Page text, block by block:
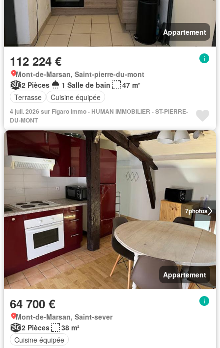
Appartement
112 224 €
Mont-de-Marsan, Saint-pierre-du-mont
2 Pièces
1 Salle de bain
47 m²
Terrasse
Cuisine équipée
4 juil. 2026 sur Figaro Immo - HUMAN IMMOBILIER - ST-PIERRE-
DU-MONT
7photos
Appartement
64 700 €
Mont-de-Marsan, Saint-sever
2 Pièces
38 m²
Cuisine équipée